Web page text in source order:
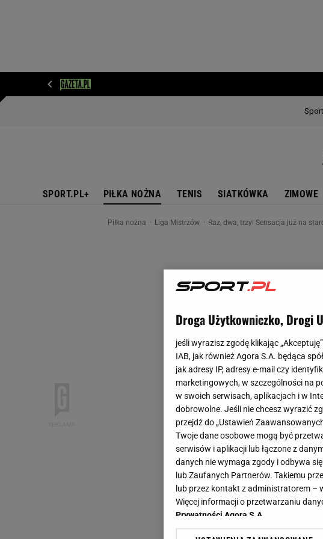
SPORT.PL+ PIŁKA NOŻNA TENIS SIATKÓWKA ZIMOWE
Piłka nożna Liga Mistrzów Raz, dwa, trzy! Sensacja już na
Droga Użytkowniczko, Drogi
jeśli wyrazisz zgodę klikając
IAB, jak również Agora S.A. będąca
jak adresy IP, adresy e-mail czy
marketingowych, w szczególności na
w swoich serwisach, aplikacjach i w
dobrowolne. Jeśli nie chcesz wyrazić
przejdź do „Ustawień
Twoje dane osobowe mogą być
serwisów i aplikacji lub łączone z
danych nie wymaga zgody i odbywa
lub Zaufanych Partnerów. Takiemu
lub przez kontakt z administratorem –
Więcej informacji o przetwarzaniu
Prywatności Agora S.A.